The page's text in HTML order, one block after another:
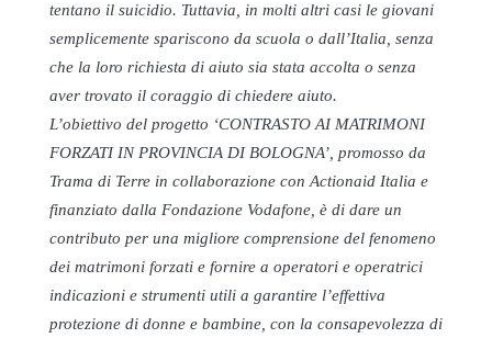
tentano il suicidio. Tuttavia, in molti altri casi le giovani
semplicemente spariscono da scuola o dall’Italia, senza
che la loro richiesta di aiuto sia stata accolta o senza
aver trovato il coraggio di chiedere aiuto.
L’obiettivo del progetto ‘CONTRASTO AI MATRIMONI
FORZATI IN PROVINCIA DI BOLOGNA’, promosso da
Trama di Terre in collaborazione con Actionaid Italia e
finanziato dalla Fondazione Vodafone, è di dare un
contributo per una migliore comprensione del fenomeno
dei matrimoni forzati e fornire a operatori e operatrici
indicazioni e strumenti utili a garantire l’effettiva
protezione di donne e bambine, con la consapevolezza di